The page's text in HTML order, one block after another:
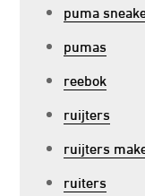
puma
pumas
reebok
ruijters
ruijters
ruiters